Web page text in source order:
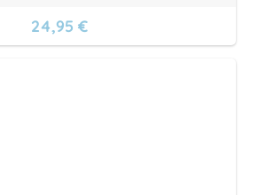
24,95 €